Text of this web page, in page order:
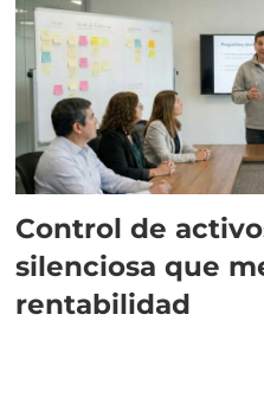
Control de
silenciosa que
rentabilidad